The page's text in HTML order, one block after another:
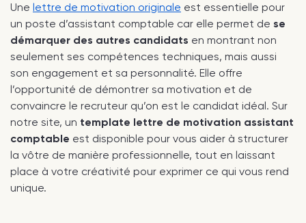
Une lettre de motivation originale est essentielle pour
un poste d’assistant comptable car elle permet de se
démarquer des autres candidats en montrant non
seulement ses compétences techniques, mais aussi
son engagement et sa personnalité. Elle offre
l’opportunité de démontrer sa motivation et de
convaincre le recruteur qu’on est le candidat idéal. Sur
notre site, un template lettre de motivation assistant
comptable est disponible pour vous aider à structurer
la vôtre de manière professionnelle, tout en laissant
place à votre créativité pour exprimer ce qui vous rend
unique.